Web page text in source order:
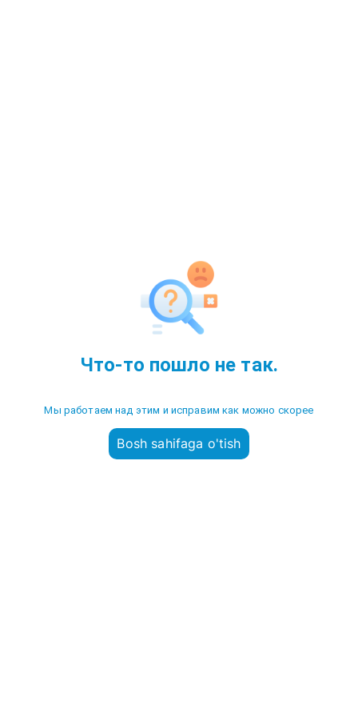
Что-то пошло не так.
Мы работаем над этим и исправим как можно скорее
Bosh sahifaga o'tish